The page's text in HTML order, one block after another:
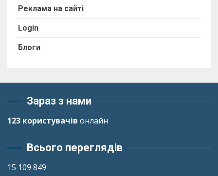
Реклама на сайті
Login
Блоги
Зараз з нами
123 користувачів онлайн
Всього переглядів
15 109 849